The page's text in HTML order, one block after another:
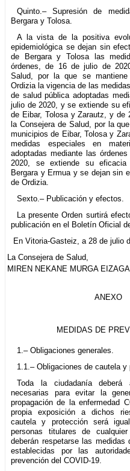
Quinto.– Supresión de
Bergara y Tolosa.
A la vista de la positiva
epidemiológica se dejan sin
de Bergara y Tolosa las
órdenes, de 16 de julio de
Salud, por la que se
Ordizia la vigencia de las
de salud pública adoptadas
julio de 2020, y se extiende su
de Eibar, Tolosa y Zarautz, y de
la Consejera de Salud, por la
municipios de Eibar, Tolosa y
medidas especiales en
adoptadas mediante las
2020, se extiende su
Bergara y Ermua y se dejan sin
de Ordizia.
Sexto.– Publicación y efectos.
La presente Orden surtirá
publicación en el Boletín Oficial
En Vitoria-Gasteiz, a 28 de julio
La Consejera de Salud,
MIREN NEKANE MURGA
ANEXO
MEDIDAS DE
1.– Obligaciones generales.
1.1.– Obligaciones de cautela y
Toda la ciudadanía deberá
necesarias para evitar la
propagación de la enfermedad
propia exposición a dichos
cautela y protección será
personas titulares de
deberán respetarse las medidas
establecidas por las
prevención del COVID-19.